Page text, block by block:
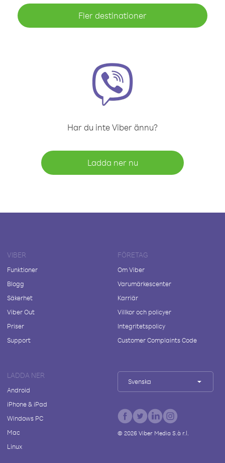
Fler destinationer
Har du inte Viber ännu?
Ladda ner nu
VIBER
Funktioner
Blogg
Säkerhet
Viber Out
Priser
Support
FÖRETAG
Om Viber
Varumärkescenter
Karriär
Villkor och policyer
Integritetspolicy
Customer Complaints Code
LADDA NER
Android
iPhone & iPad
Windows PC
Mac
Linux
Svenska
© 2026Viber Media S.à r.l.